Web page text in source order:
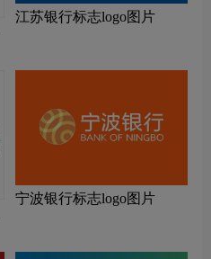
江苏银行标志logo图片
宁波银行标志logo图片